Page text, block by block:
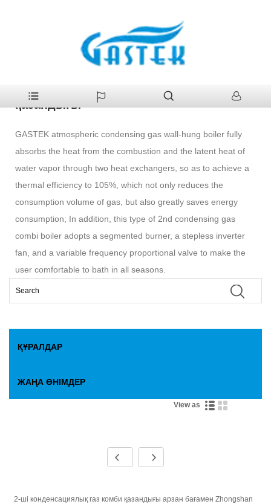
2-ші конденсациялық газ комби
қазандығы
GASTEK atmospheric condensing gas wall-hung boiler fully
absorbs the heat from the combustion and the latent heat of
water vapor through two heat exchangers, so as to achieve a
thermal efficiency to 105%, which not only reduces the
consumption volume of gas, but also greatly saves energy
consumption; In addition, this type of 2nd condensing gas
combi boiler adopts a segmented burner, a stepless inverter
fan, and a variable frequency proportional valve to make the
user comfortable to bath in all seasons.
ҚҰРАЛДАР
ЖАҢА ӨНІМДЕР
View as
2-ші конденсациялық газ комби қазандығы арзан бағамен Zhongshan